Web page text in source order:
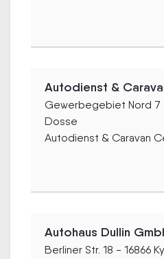
Autodienst &
Gewerbegebiet Nord 7
Dosse
Autodienst & Caravan
Autohaus Dullin
Berliner Str. 18 - 16866